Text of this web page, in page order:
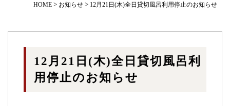
HOME > お知らせ > 12月21日(木)全日貸切風呂利用停止のお知らせ
12月21日(木)全日貸切風呂利
用停止のお知らせ